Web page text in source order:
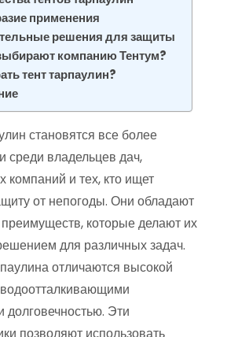
применения
решения для защиты
компанию Тентум?
тент тарпаулин?
становятся все более
среди владельцев дач,
компаний и тех, кто ищет
от непогоды. Они обладают
которые делают их
для различных задач.
отличаются высокой
долговечностью. Эти